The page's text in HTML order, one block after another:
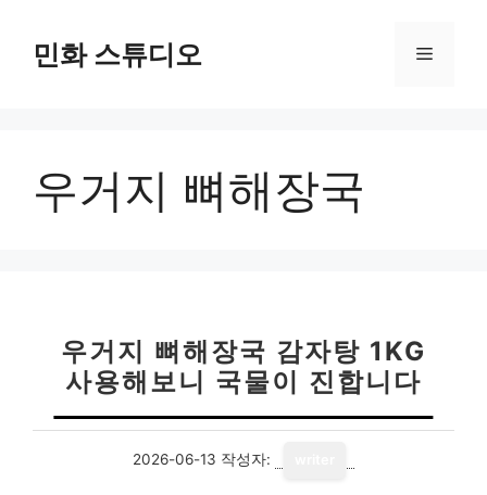
민화 스튜디오 메
우거지 뼈해장국
우거지 뼈해장국 감자탕 1KG
사용해보니 국물이 진합니다
2026-06-13 작성자: